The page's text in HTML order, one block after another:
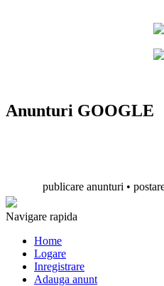
Anunturi GOOGLE
publicare anunturi •
Navigare rapida
Home
Logare
Inregistrare
Adauga anunt